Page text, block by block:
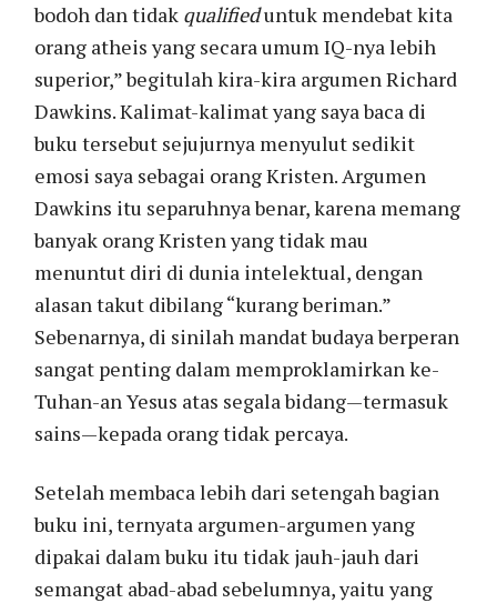
bodoh dan tidak qualifieduntuk mendebat kita
orang atheis yang secara umum IQ-nya lebih
superior,” begitulah kira-kira argumen Richard
Dawkins. Kalimat-kalimat yang saya baca di
buku tersebut sejujurnya menyulut sedikit
emosi saya sebagai orang Kristen. Argumen
Dawkins itu separuhnya benar, karena memang
banyak orang Kristen yang tidak mau
menuntut diri di dunia intelektual, dengan
alasan takut dibilang “kurang beriman.”
Sebenarnya, di sinilah mandat budaya berperan
sangat penting dalam memproklamirkan ke-
Tuhan-an Yesus atas segala bidang—termasuk
sains—kepada orang tidak percaya.
Setelah membaca lebih dari setengah bagian
buku ini, ternyata argumen-argumen yang
dipakai dalam buku itu tidak jauh-jauh dari
semangat abad-abad sebelumnya, yaitu yang